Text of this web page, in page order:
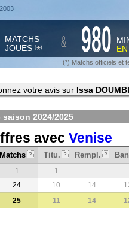
MATCHS
JOUES (*) & 980
(*) Matchs officiels et
votre avis sur Issa
saison 2024/2025
avec Venise
Matchs ? Titu. ? Rempl. ?
1 1 -
-
24 10 14
25 11 14